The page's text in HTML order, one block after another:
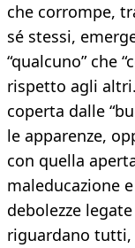
che corrompe,
sé stessi,
“qualcuno” che
rispetto agli
coperta dalle
le apparenze,
con quella
maleducazione
debolezze
riguardano